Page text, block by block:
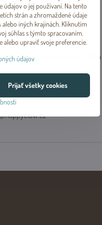
soudem v Praze, oddíl C,
390 02 Tábor - Čekanice
603 770 095
údajov o jej používaní. Na tento
strán a zhromaždené údaje
alebo iných krajinách. Kliknutím
súhlas s týmto spracovaním.
upraviť svoje preferencie.
údajov
Prijať všetky cookies